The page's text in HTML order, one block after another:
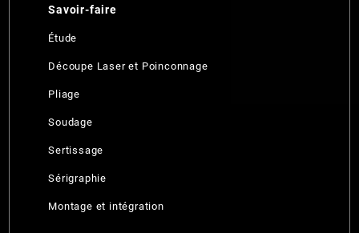
Savoir-faire
Étude
Découpe Laser et Poinconnage
Pliage
Soudage
Sertissage
Sérigraphie
Montage et intégration